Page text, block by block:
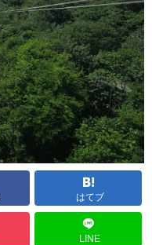
はてブ
LINE